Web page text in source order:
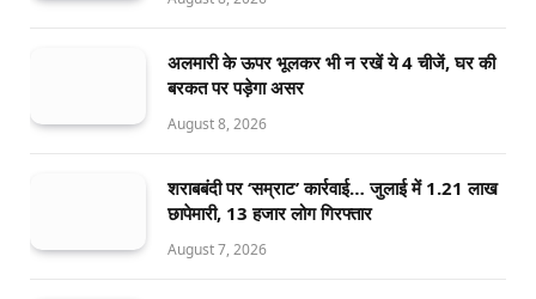
अलमारी के ऊपर भूलकर भी न रखें ये 4 चीजें, घर की
बरकत पर पड़ेगा असर
August 8, 2026
शराबबंदी पर ‘सम्राट’ कार्रवाई… जुलाई में 1.21 लाख
छापेमारी, 13 हजार लोग गिरफ्तार
August 7, 2026